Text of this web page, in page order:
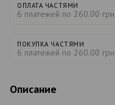
ОПЛАТА ЧАСТЯМИ
6 платежей по 260.00 грн
ПОКУПКА ЧАСТЯМИ
6 платежей по 260.00 грн
Описание